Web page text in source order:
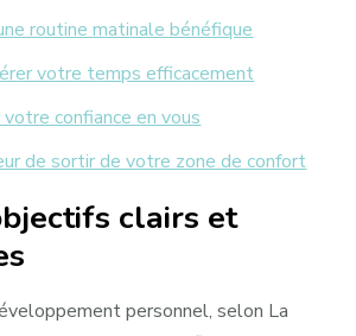
routine matinale bénéfique
votre temps efficacement
confiance en vous
de sortir de votre zone de confort
clairs et
personnel, selon La